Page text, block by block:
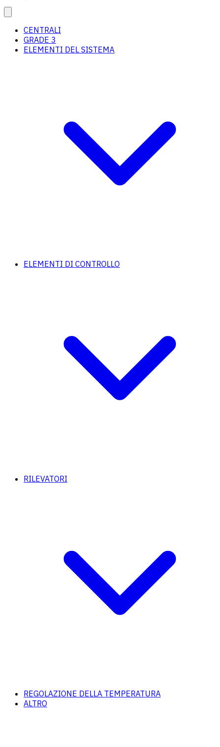
CENTRALI
GRADE 3
ELEMENTI DEL SISTEMA
ELEMENTI DI CONTROLLO
RILEVATORI
REGOLAZIONE DELLA TEMPERATURA
ALTRO